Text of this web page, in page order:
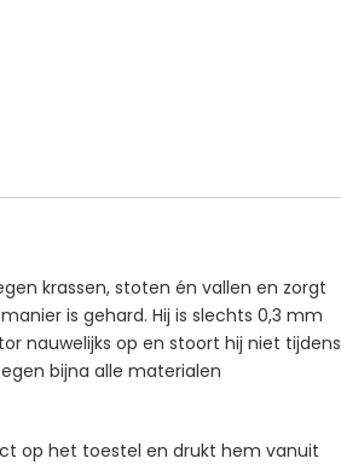
krassen, stoten én vallen en zorgt
is gehard. Hij is slechts 0,3 mm
nauwelijks op en stoort hij niet tijdens
bijna alle materialen
op het toestel en drukt hem vanuit